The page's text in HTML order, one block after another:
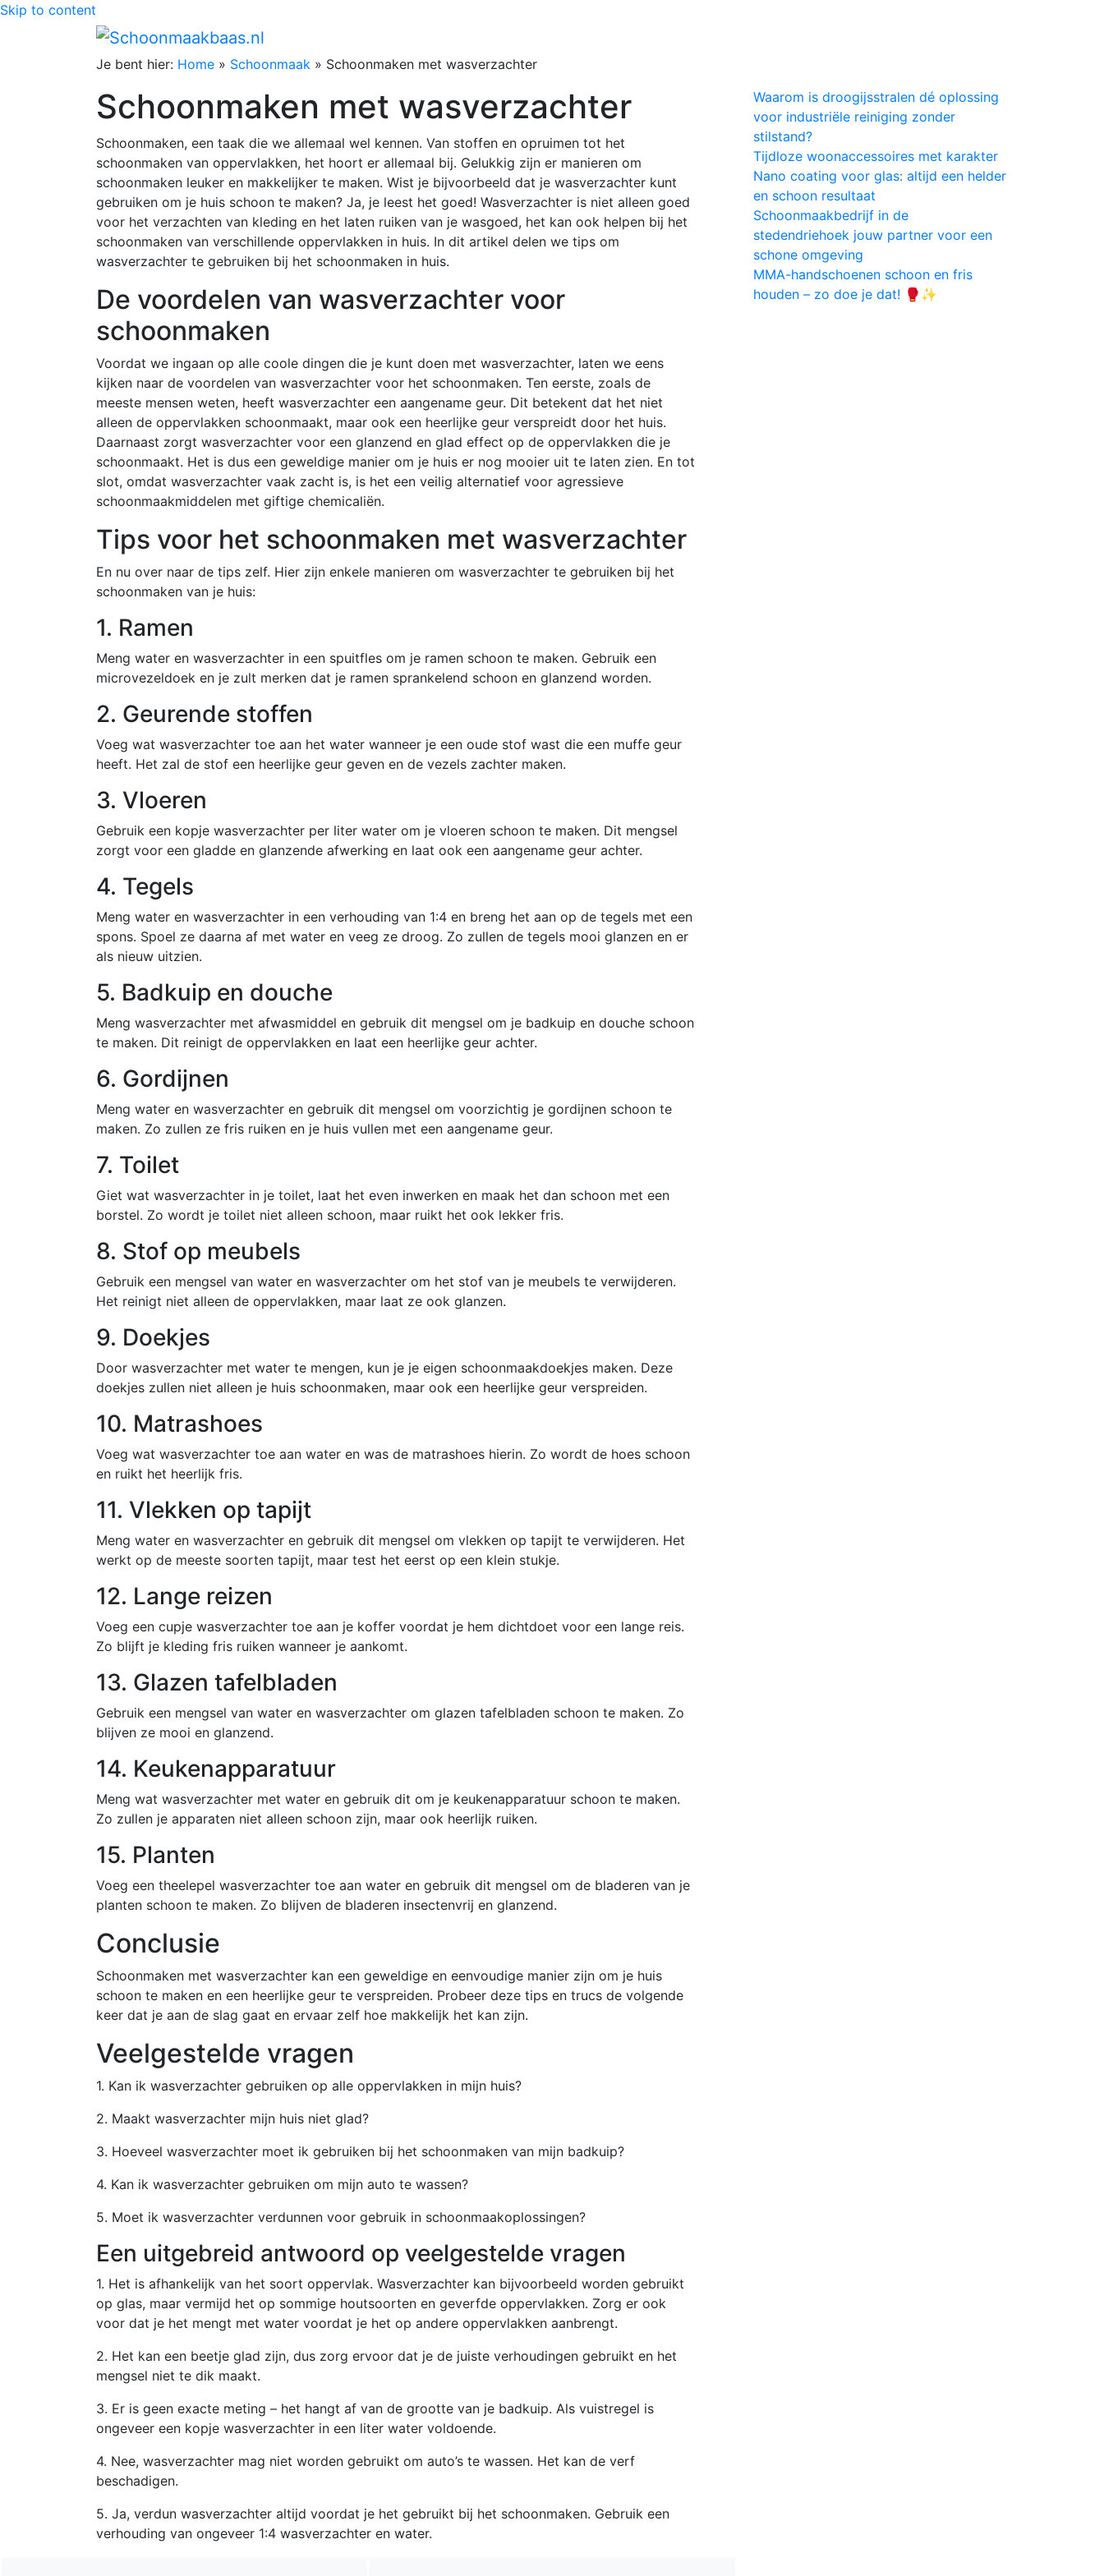
Skip to content
Je bent hier: Home » Schoonmaak » Schoonmaken met wasverzachter
Schoonmaken met wasverzachter
Schoonmaken, een taak die we allemaal wel kennen. Van stoffen en opruimen tot het
schoonmaken van oppervlakken, het hoort er allemaal bij. Gelukkig zijn er manieren om
schoonmaken leuker en makkelijker te maken. Wist je bijvoorbeeld dat je wasverzachter kunt
gebruiken om je huis schoon te maken? Ja, je leest het goed! Wasverzachter is niet alleen goed
voor het verzachten van kleding en het laten ruiken van je wasgoed, het kan ook helpen bij het
schoonmaken van verschillende oppervlakken in huis. In dit artikel delen we tips om
wasverzachter te gebruiken bij het schoonmaken in huis.
De voordelen van wasverzachter voor
schoonmaken
Voordat we ingaan op alle coole dingen die je kunt doen met wasverzachter, laten we eens
kijken naar de voordelen van wasverzachter voor het schoonmaken. Ten eerste, zoals de
meeste mensen weten, heeft wasverzachter een aangename geur. Dit betekent dat het niet
alleen de oppervlakken schoonmaakt, maar ook een heerlijke geur verspreidt door het huis.
Daarnaast zorgt wasverzachter voor een glanzend en glad effect op de oppervlakken die je
schoonmaakt. Het is dus een geweldige manier om je huis er nog mooier uit te laten zien. En tot
slot, omdat wasverzachter vaak zacht is, is het een veilig alternatief voor agressieve
schoonmaakmiddelen met giftige chemicaliën.
Tips voor het schoonmaken met wasverzachter
En nu over naar de tips zelf. Hier zijn enkele manieren om wasverzachter te gebruiken bij het
schoonmaken van je huis:
1. Ramen
Meng water en wasverzachter in een spuitfles om je ramen schoon te maken. Gebruik een
microvezeldoek en je zult merken dat je ramen sprankelend schoon en glanzend worden.
2. Geurende stoffen
Voeg wat wasverzachter toe aan het water wanneer je een oude stof wast die een muffe geur
heeft. Het zal de stof een heerlijke geur geven en de vezels zachter maken.
3. Vloeren
Gebruik een kopje wasverzachter per liter water om je vloeren schoon te maken. Dit mengsel
zorgt voor een gladde en glanzende afwerking en laat ook een aangename geur achter.
4. Tegels
Meng water en wasverzachter in een verhouding van 1:4 en breng het aan op de tegels met een
spons. Spoel ze daarna af met water en veeg ze droog. Zo zullen de tegels mooi glanzen en er
als nieuw uitzien.
5. Badkuip en douche
Meng wasverzachter met afwasmiddel en gebruik dit mengsel om je badkuip en douche schoon
te maken. Dit reinigt de oppervlakken en laat een heerlijke geur achter.
6. Gordijnen
Meng water en wasverzachter en gebruik dit mengsel om voorzichtig je gordijnen schoon te
maken. Zo zullen ze fris ruiken en je huis vullen met een aangename geur.
7. Toilet
Giet wat wasverzachter in je toilet, laat het even inwerken en maak het dan schoon met een
borstel. Zo wordt je toilet niet alleen schoon, maar ruikt het ook lekker fris.
8. Stof op meubels
Gebruik een mengsel van water en wasverzachter om het stof van je meubels te verwijderen.
Het reinigt niet alleen de oppervlakken, maar laat ze ook glanzen.
9. Doekjes
Door wasverzachter met water te mengen, kun je je eigen schoonmaakdoekjes maken. Deze
doekjes zullen niet alleen je huis schoonmaken, maar ook een heerlijke geur verspreiden.
10. Matrashoes
Voeg wat wasverzachter toe aan water en was de matrashoes hierin. Zo wordt de hoes schoon
en ruikt het heerlijk fris.
11. Vlekken op tapijt
Meng water en wasverzachter en gebruik dit mengsel om vlekken op tapijt te verwijderen. Het
werkt op de meeste soorten tapijt, maar test het eerst op een klein stukje.
12. Lange reizen
Voeg een cupje wasverzachter toe aan je koffer voordat je hem dichtdoet voor een lange reis.
Zo blijft je kleding fris ruiken wanneer je aankomt.
13. Glazen tafelbladen
Gebruik een mengsel van water en wasverzachter om glazen tafelbladen schoon te maken. Zo
blijven ze mooi en glanzend.
14. Keukenapparatuur
Meng wat wasverzachter met water en gebruik dit om je keukenapparatuur schoon te maken.
Zo zullen je apparaten niet alleen schoon zijn, maar ook heerlijk ruiken.
15. Planten
Voeg een theelepel wasverzachter toe aan water en gebruik dit mengsel om de bladeren van je
planten schoon te maken. Zo blijven de bladeren insectenvrij en glanzend.
Conclusie
Schoonmaken met wasverzachter kan een geweldige en eenvoudige manier zijn om je huis
schoon te maken en een heerlijke geur te verspreiden. Probeer deze tips en trucs de volgende
keer dat je aan de slag gaat en ervaar zelf hoe makkelijk het kan zijn.
Veelgestelde vragen
1. Kan ik wasverzachter gebruiken op alle oppervlakken in mijn huis?
2. Maakt wasverzachter mijn huis niet glad?
3. Hoeveel wasverzachter moet ik gebruiken bij het schoonmaken van mijn badkuip?
4. Kan ik wasverzachter gebruiken om mijn auto te wassen?
5. Moet ik wasverzachter verdunnen voor gebruik in schoonmaakoplossingen?
Een uitgebreid antwoord op veelgestelde vragen
1. Het is afhankelijk van het soort oppervlak. Wasverzachter kan bijvoorbeeld worden gebruikt
op glas, maar vermijd het op sommige houtsoorten en geverfde oppervlakken. Zorg er ook
voor dat je het mengt met water voordat je het op andere oppervlakken aanbrengt.
2. Het kan een beetje glad zijn, dus zorg ervoor dat je de juiste verhoudingen gebruikt en het
mengsel niet te dik maakt.
3. Er is geen exacte meting – het hangt af van de grootte van je badkuip. Als vuistregel is
ongeveer een kopje wasverzachter in een liter water voldoende.
4. Nee, wasverzachter mag niet worden gebruikt om auto’s te wassen. Het kan de verf
beschadigen.
5. Ja, verdun wasverzachter altijd voordat je het gebruikt bij het schoonmaken. Gebruik een
verhouding van ongeveer 1:4 wasverzachter en water.
Waarom is droogijsstralen dé oplossing
voor industriële reiniging zonder
stilstand?
Tijdloze woonaccessoires met karakter
Nano coating voor glas: altijd een helder
en schoon resultaat
Schoonmaakbedrijf in de
stedendriehoek jouw partner voor een
schone omgeving
MMA-handschoenen schoon en fris
houden – zo doe je dat! 🥊✨